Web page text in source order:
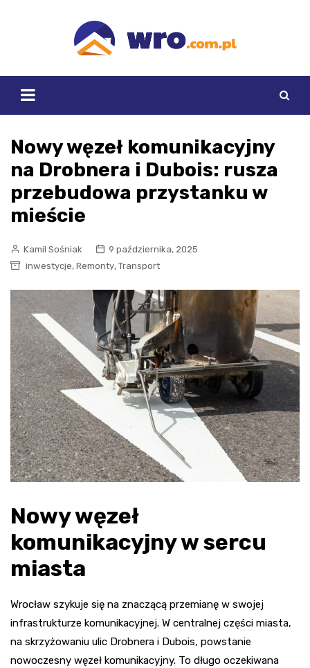
Nowy węzeł komunikacyjny
na Drobnera i Dubois: rusza
przebudowa przystanku w
mieście
Kamil Sośniak
9 października, 2025
inwestycje, Remonty, Transport
Nowy węzeł
komunikacyjny w sercu
miasta
Wrocław szykuje się na znaczącą przemianę w swojej
infrastrukturze komunikacyjnej. W centralnej części miasta,
na skrzyżowaniu ulic Drobnera i Dubois, powstanie
nowoczesny węzeł komunikacyjny. To długo oczekiwana